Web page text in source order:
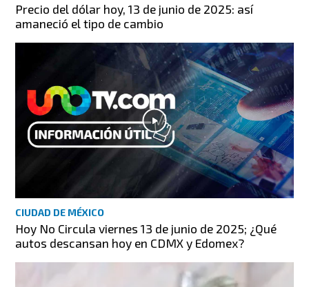
Precio del dólar hoy, 13 de junio de 2025: así
amaneció el tipo de cambio
CIUDAD DE MÉXICO
Hoy No Circula viernes 13 de junio de 2025; ¿Qué
autos descansan hoy en CDMX y Edomex?